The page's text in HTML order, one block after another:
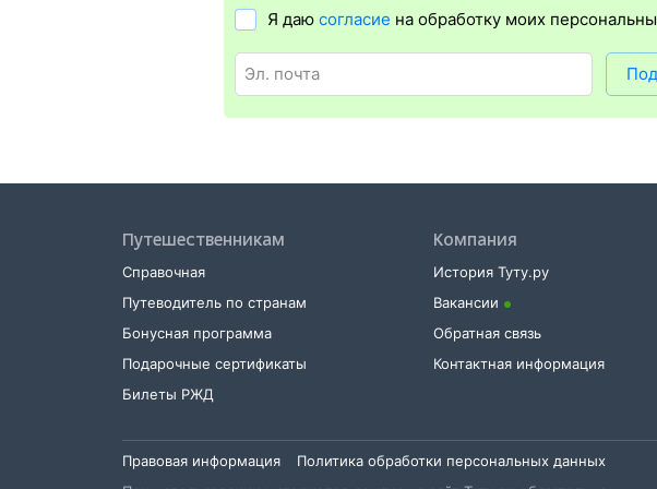
Распечатать электронный билетможно в любое время до
Я даюсогласие на обработку моих
Путешественникам
Справочная
Путеводитель по странам
Бонусная программа
Подарочные сертификаты
Билеты РЖД
Компания
История Туту.ру
Вакансии
Обратная связь
Контактная информация
Правовая информация
Политика обработки персональных данных